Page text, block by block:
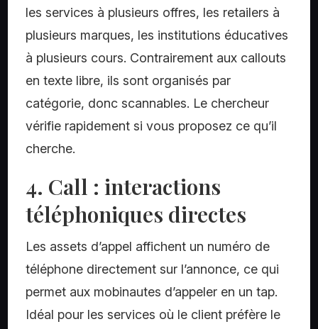
les services à plusieurs offres, les retailers à
plusieurs marques, les institutions éducatives
à plusieurs cours. Contrairement aux callouts
en texte libre, ils sont organisés par
catégorie, donc scannables. Le chercheur
vérifie rapidement si vous proposez ce qu’il
cherche.
4. Call : interactions
téléphoniques directes
Les assets d’appel affichent un numéro de
téléphone directement sur l’annonce, ce qui
permet aux mobinautes d’appeler en un tap.
Idéal pour les services où le client préfère le